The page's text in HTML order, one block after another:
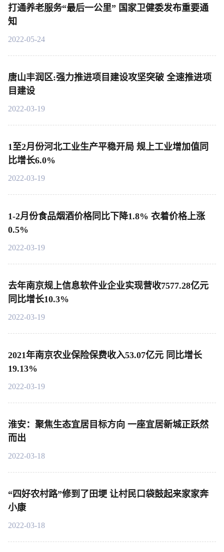
打通养老服务“最后一公里” 国家卫健委发布重要通
知
2022-05-24
唐山丰润区:强力推进项目建设攻坚突破 全速推进项
目建设
2022-03-19
1至2月份河北工业生产平稳开局 规上工业增加值同
比增长6.0%
2022-03-19
1-2月份食品烟酒价格同比下降1.8% 衣着价格上涨
0.5%
2022-03-19
去年南京规上信息软件业企业实现营收7577.28亿元
同比增长10.3%
2022-03-19
2021年南京农业保险保费收入53.07亿元 同比增长
19.13%
2022-03-19
淮安：聚焦生态宜居目标方向 一座宜居新城正跃然
而出
2022-03-18
“四好农村路”修到了田埂 让村民口袋鼓起来家家奔
小康
2022-03-18